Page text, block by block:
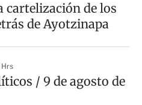
cartelización de los
de Ayotzinapa
/ 9 de agosto de